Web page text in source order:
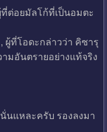
ต่อยมัลโก้ที่เป็นอมตะ
ผู้ที่โอดะกล่าวว่า คิซารุ
มอันตรายอย่างแท้จริง
นแหละครับ รองลงมา